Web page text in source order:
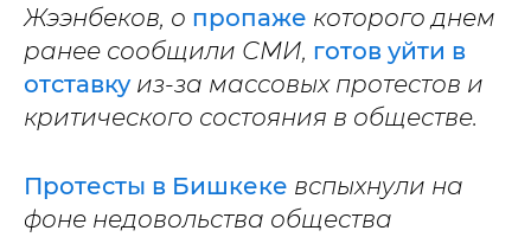
Жээнбеков, о пропаже которого днем
ранее сообщили СМИ, готов уйти в
отставкуиз-за массовых протестов и
критического состояния в обществе.
Протесты в Бишкеке вспыхнули на
фоне недовольства общества